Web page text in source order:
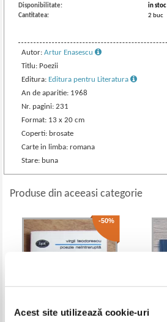
Acest site utilizează cookie-uri
Disponibilitate:
in stoc
Cantitatea:
2 buc
Autor:Artur Enasescu
Titlu: Poezii
Editura: Editura pentru Literatura
An de aparitie: 1968
Nr. pagini: 231
Format: 13 x 20 cm
Coperti: brosate
Carte in limba: romana
Stare: buna
Produse din aceeasi categorie
-50%